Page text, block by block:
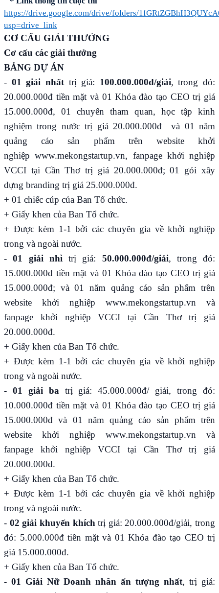
https://drive.google.com/drive/folders/
usp=drive_link
CƠ CẤU GIẢI THƯỞNG
Cơ cấu các giải thưởng
BẢNG DỰ ÁN
- 01 giải nhất trị giá: 100.000.000đ/giải, trong đó:
20.000.000đ tiền mặt và 01 Khóa đào tạo CEO trị giá
15.000.000đ, 01 chuyến tham quan, học tập kinh
nghiệm trong nước trị giá 20.000.000đ và 01 năm
quảng cáo sản phẩm trên website khởi
nghiệpwww.mekongstartup.vn, fanpage khởi nghiệp
VCCI tại Cần Thơ trị giá 20.000.000đ; 01 gói xây
dựng branding trị giá 25.000.000đ.
+ 01 chiếc cúp của Ban Tổ chức.
+ Giấy khen của Ban Tổ chức.
+ Được kèm 1-1 bởi các chuyên gia về khởi nghiệp
trong và ngoài nước.
-01 giải nhì trị giá: 50.000.000đ/giải, trong đó:
15.000.000đ tiền mặt và 01 Khóa đào tạo CEO trị giá
15.000.000đ; và 01 năm quảng cáo sản phẩm trên
website khởi nghiệp www.mekongstartup.vn và
fanpage khởi nghiệp VCCI tại Cần Thơ trị giá
20.000.000đ.
+ Giấy khen của Ban Tổ chức.
+ Được kèm 1-1 bởi các chuyên gia về khởi nghiệp
trong và ngoài nước.
- 01 giải ba trị giá: 45.000.000đ/ giải, trong đó:
10.000.000đ tiền mặt và 01 Khóa đào tạo CEO trị giá
15.000.000đ và 01 năm quảng cáo sản phẩm trên
website khởi nghiệp www.mekongstartup.vn và
fanpage khởi nghiệp VCCI tại Cần Thơ trị giá
20.000.000đ.
+ Giấy khen của Ban Tổ chức.
+ Được kèm 1-1 bởi các chuyên gia về khởi nghiệp
trong và ngoài nước.
- 02 giải khuyến khíchtrị giá: 20.000.000đ/giải, trong
đó: 5.000.000đ tiền mặt và 01 Khóa đào tạo CEO trị
giá 15.000.000đ.
+ Giấy khen của Ban Tổ chức.
- 01 Giải Nữ Doanh nhân ấn tượng nhất, trị giá: